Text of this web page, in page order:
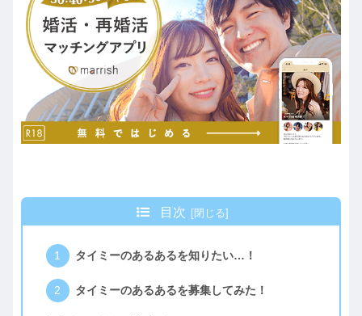
目次
タイミーのあるあるを知りたい…！
タイミーのあるあるを募集してみた！